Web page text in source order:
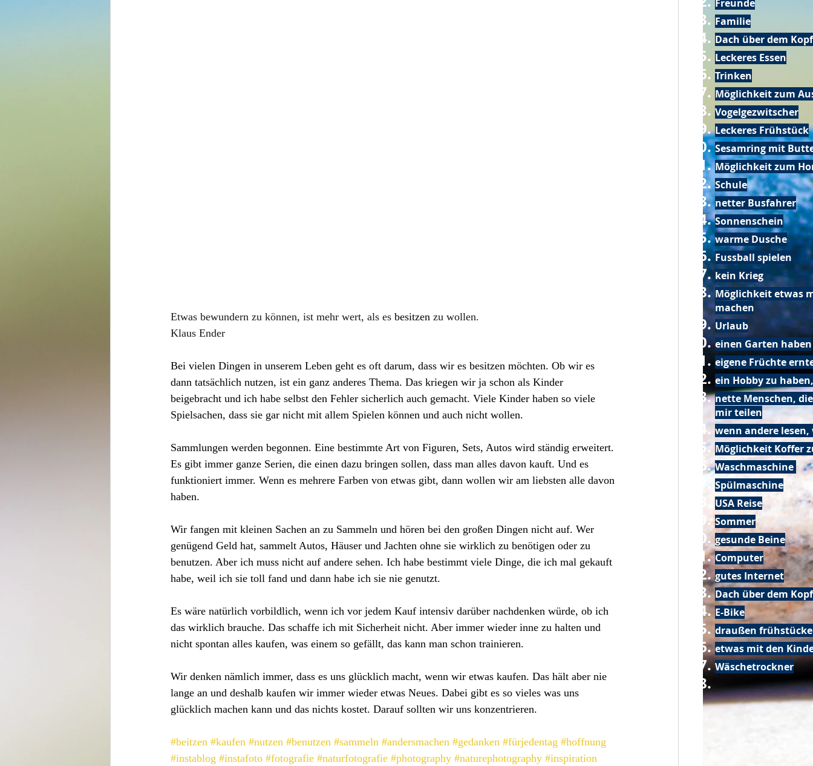
Etwas bewundern zu können, ist mehr wert, als es besitzen zu wollen.
Klaus Ender
Bei vielen Dingen in unserem Leben geht es oft darum, dass wir es besitzen möchten. Ob wir es
dann tatsächlich nutzen, ist ein ganz anderes Thema. Das kriegen wir ja schon als Kinder
beigebracht und ich habe selbst den Fehler sicherlich auch gemacht. Viele Kinder haben so viele
Spielsachen, dass sie gar nicht mit allem Spielen können und auch nicht wollen.
Sammlungen werden begonnen. Eine bestimmte Art von Figuren, Sets, Autos wird ständig erweitert.
Es gibt immer ganze Serien, die einen dazu bringen sollen, dass man alles davon kauft. Und es
funktioniert immer. Wenn es mehrere Farben von etwas gibt, dann wollen wir am liebsten alle davon
haben.
Wir fangen mit kleinen Sachen an zu Sammeln und hören bei den großen Dingen nicht auf. Wer
genügend Geld hat, sammelt Autos, Häuser und Jachten ohne sie wirklich zu benötigen oder zu
benutzen. Aber ich muss nicht auf andere sehen. Ich habe bestimmt viele Dinge, die ich mal gekauft
habe, weil ich sie toll fand und dann habe ich sie nie genutzt.
Es wäre natürlich vorbildlich, wenn ich vor jedem Kauf intensiv darüber nachdenken würde, ob ich
das wirklich brauche. Das schaffe ich mit Sicherheit nicht. Aber immer wieder inne zu halten und
nicht spontan alles kaufen, was einem so gefällt, das kann man schon trainieren.
Wir denken nämlich immer, dass es uns glücklich macht, wenn wir etwas kaufen. Das hält aber nie
lange an und deshalb kaufen wir immer wieder etwas Neues. Dabei gibt es so vieles was uns
glücklich machen kann und das nichts kostet. Darauf sollten wir uns konzentrieren.
#beitzen #kaufen #nutzen #benutzen #sammeln #andersmachen #gedanken #fürjedentag #hoffnung
#instablog #instafoto #fotografie #naturfotografie #photography #naturephotography #inspiration
Freunde
Familie
Dach über dem Kopf
Leckeres Essen
Trinken
Möglichkeit zum
Vogelgezwitscher
Leckeres Frühstück
Sesamring mit
Möglichkeit zum
Schule
netter Busfahrer
Sonnenschein
warme Dusche
Fussball spielen
kein Krieg
Möglichkeit etwas
machen
Urlaub
einen Garten haben
eigene Früchte
ein Hobby zu
nette Menschen,
mir teilen
wenn andere lesen,
Möglichkeit Koffer
Waschmaschine
Spülmaschine
USA Reise
Sommer
gesunde Beine
Computer
gutes Internet
Dach über dem Kopf
E-Bike
draußen
etwas mit den
Wäschetrockner